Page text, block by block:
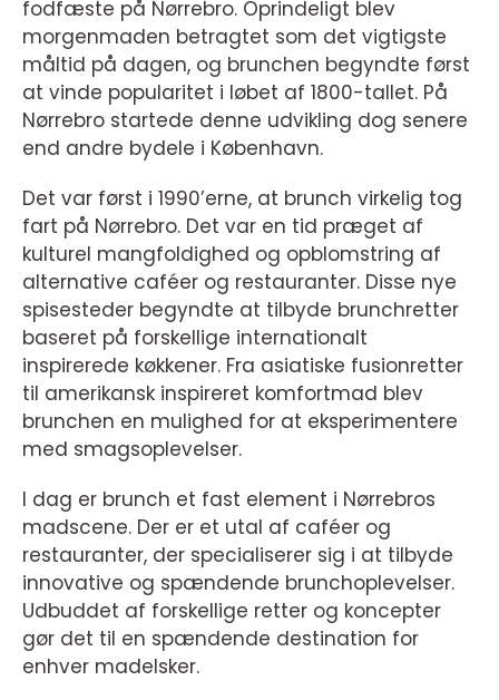
fodfæste på Nørrebro. Oprindeligt blev
morgenmaden betragtet som det vigtigste
måltid på dagen, og brunchen begyndte først
at vinde popularitet i løbet af 1800-tallet. På
Nørrebro startede denne udvikling dog senere
end andre bydele i København.
Det var først i 1990’erne, at brunch virkelig tog
fart på Nørrebro. Det var en tid præget af
kulturel mangfoldighed og opblomstring af
alternative caféer og restauranter. Disse nye
spisesteder begyndte at tilbyde brunchretter
baseret på forskellige internationalt
inspirerede køkkener. Fra asiatiske fusionretter
til amerikansk inspireret komfortmad blev
brunchen en mulighed for at eksperimentere
med smagsoplevelser.
I dag er brunch et fast element i Nørrebros
madscene. Der er et utal af caféer og
restauranter, der specialiserer sig i at tilbyde
innovative og spændende brunchoplevelser.
Udbuddet af forskellige retter og koncepter
gør det til en spændende destination for
enhver madelsker.